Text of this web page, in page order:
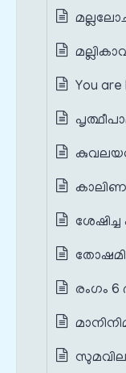
You are
രംഗം